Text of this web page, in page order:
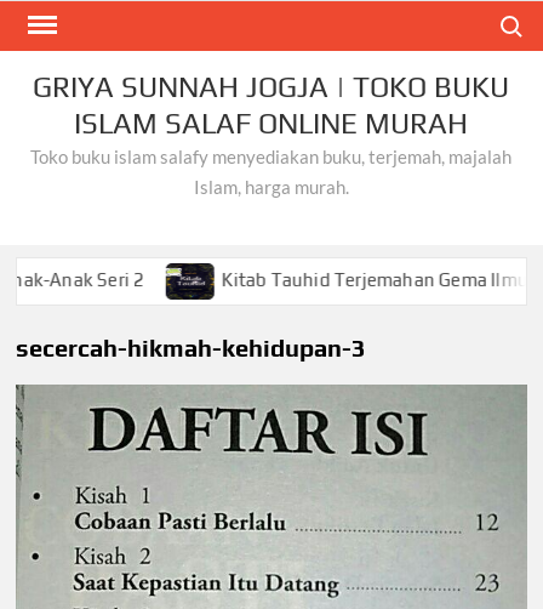
Skip
contentGRIYA SUNNAH JOGJA | TOKO BUKU
ISLAM SALAF ONLINE MURAH
Toko buku islam salafy menyediakan buku, terjemah, majalah
Islam, harga murah.
Seri 2 Kitab Tauhid Terjemahan Gema Ilmu
secercah-hikmah-kehidupan-3